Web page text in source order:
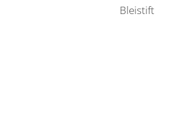
Bleistift